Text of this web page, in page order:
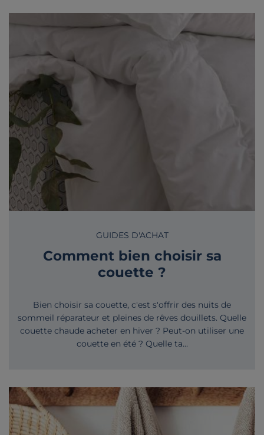
GUIDES D'ACHAT
Comment bien choisir sa
couette ?
Bien choisir sa couette, c'est s'offrir des nuits de
sommeil réparateur et pleines de rêves douillets. Quelle
couette chaude acheter en hiver ? Peut-on utiliser une
couette en été ? Quelle ta...